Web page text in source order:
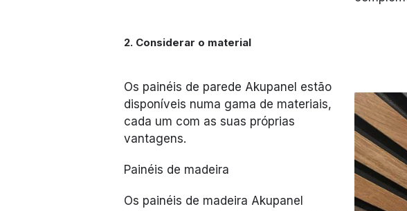
2. Considerar o material
Os painéis de parede Akupanel estão
disponíveis numa gama de materiais,
cada um com as suas próprias
vantagens.
Painéis de madeira
Os painéis de madeira Akupanel